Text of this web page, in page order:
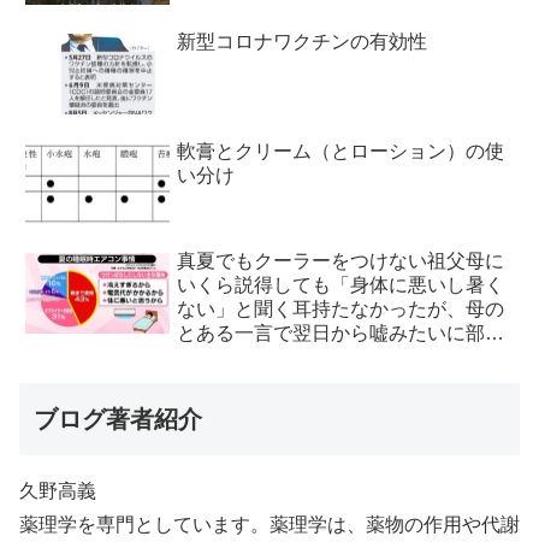
新型コロナワクチンの有効性
軟膏とクリーム（とローション）の使
い分け
真夏でもクーラーをつけない祖父母に
いくら説得しても「身体に悪いし暑く
ない」と聞く耳持たなかったが、母の
とある一言で翌日から嘘みたいに部屋
ブログ著者紹介
久野高義
薬理学を専門としています。薬理学は、薬物の作用や代謝